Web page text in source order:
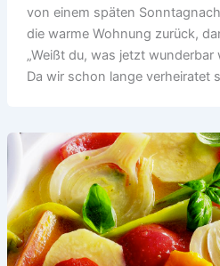
von einem späten
die warme Wohnung zurück,
„Weißt du, was jetzt wunderbar
Da wir schon lange verheiratet